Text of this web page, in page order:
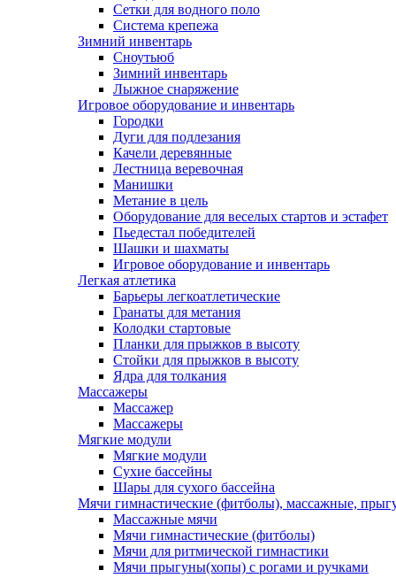
Сетки для водного поло
Система крепежа
Зимний инвентарь
Сноутьюб
Зимний инвентарь
Лыжное снаряжение
Игровое оборудование и инвентарь
Городки
Дуги для подлезания
Качели деревянные
Лестница веревочная
Манишки
Метание в цель
Оборудование для веселых стартов и эстафет
Пьедестал победителей
Шашки и шахматы
Игровое оборудование и инвентарь
Легкая атлетика
Барьеры легкоатлетические
Гранаты для метания
Колодки стартовые
Планки для прыжков в высоту
Стойки для прыжков в высоту
Ядра для толкания
Массажеры
Массажер
Массажеры
Мягкие модули
Мягкие модули
Сухие бассейны
Шары для сухого бассейна
Мячи гимнастические (фитболы), массажные,
Массажные мячи
Мячи гимнастические (фитболы)
Мячи для ритмической гимнастики
Мячи прыгуны(хопы) с рогами и ручками